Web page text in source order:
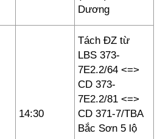
Dương
14:30
Tách ĐZ từ
LBS 373-
7E2.2/64 <=>
CD 373-
7E2.2/81 <=>
CD 371-7/TBA
Bắc Sơn 5 lộ